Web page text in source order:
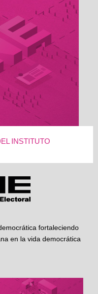
INSTITUTO
fortaleciendo
en la vida democrática